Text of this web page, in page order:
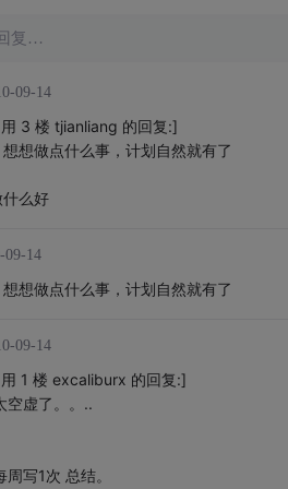
复…
09-14
3 楼 tjianliang 的回复:]
想做点什么事，计划自然就有了
么好
09-14
想做点什么事，计划自然就有了
09-14
1 楼 excaliburx 的回复:]
空虚了。。..
写1次 总结。